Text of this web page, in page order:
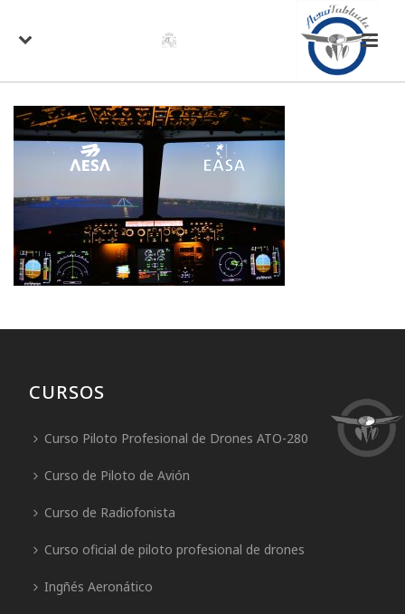
CURSOS
Curso Piloto Profesional de Drones ATO-280
Curso de Piloto de Avión
Curso de Radiofonista
Curso oficial de piloto profesional de drones
Ingñés Aeronático